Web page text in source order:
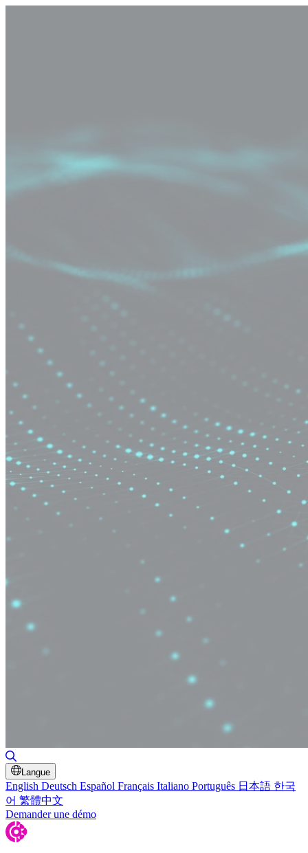
Langue
English Deutsch Español Français Italiano Português 日本語 한국
어 繁體中文
Demander une démo